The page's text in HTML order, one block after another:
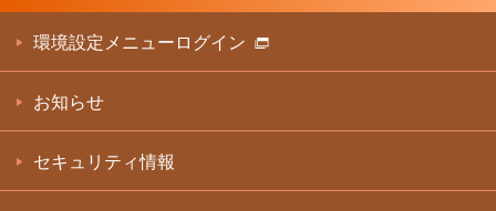
環境設定メニューログイン
お知らせ
セキュリティ情報